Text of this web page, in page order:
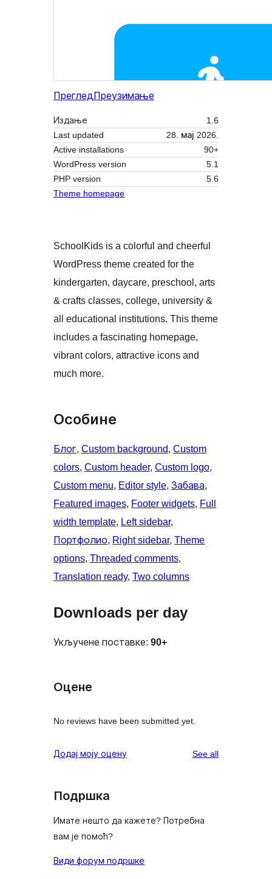
Преглед Преузимање
Издање
1.6
Last updated
28. мај 2026.
Active installations
90+
WordPress version
5.1
PHP version
5.6
Theme homepage
SchoolKids is a colorful and cheerful
WordPress theme created for the
kindergarten, daycare, preschool, arts
& crafts classes, college, university &
all educational institutions. This theme
includes a fascinating homepage,
vibrant colors, attractive icons and
much more.
Особине
Блог, Custom background, Custom
colors, Custom header, Custom logo
Custom menu, Editor style, Забава
Featured images, Footer widgets, Full
width template, Left sidebar
Портфолио, Right sidebar, Theme
options, Threaded comments
Translation ready, Two columns
Downloads per day
Укључене поставке: 90+
Оцене
No reviews have been submitted yet.
Додај моју оцену See allreviews
Подршка
Имате нешто да кажете? Потребна
вам је помоћ?
Види форум подршке